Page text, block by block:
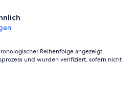
Reihenfolge angezeigt,
und wurden verifiziert, sofern nicht